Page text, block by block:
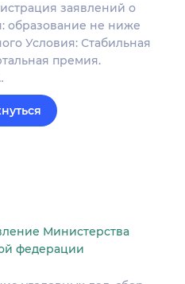
заявлений о
образование не ниже
Условия: Стабильная
премия.
Министерства
федерации